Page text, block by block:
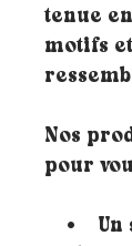
tenue
motifs
Nos
pour
• Un